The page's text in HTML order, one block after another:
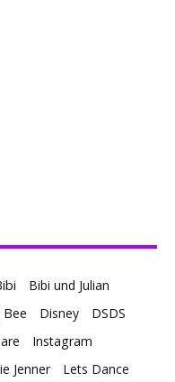
Bibi und Julian
Bee Disney
DSDS
Instagram
Jenner
Lets Dance